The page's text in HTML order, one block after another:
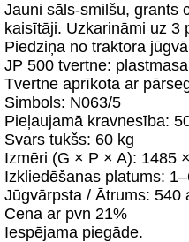
Jauni sāls-smilšu, grants
kaisītāji. Uzkarināmi uz 3
Piedziņa no traktora
JP 500 tvertne: plastmasa
Tvertne aprīkota ar
Simbols: N063/5
Pieļaujamā kravnesība:
Svars tukšs: 60 kg
Izmēri (G × P × A): 1485
Izkliedēšanas platums:
Jūgvārpsta / Ātrums: 540
Cena ar pvn 21%
Iespējama piegāde.